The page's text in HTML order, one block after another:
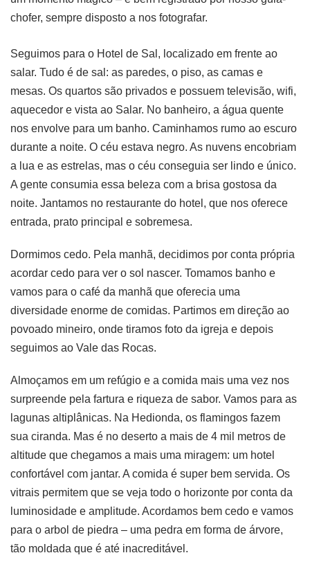
chofer, sempre disposto a nos fotografar.
Seguimos para o Hotel de Sal, localizado em frente ao
salar. Tudo é de sal: as paredes, o piso, as camas e
mesas. Os quartos são privados e possuem televisão, wifi,
aquecedor e vista ao Salar. No banheiro, a água quente
nos envolve para um banho. Caminhamos rumo ao escuro
durante a noite. O céu estava negro. As nuvens encobriam
a lua e as estrelas, mas o céu conseguia ser lindo e único.
A gente consumia essa beleza com a brisa gostosa da
noite. Jantamos no restaurante do hotel, que nos oferece
entrada, prato principal e sobremesa.
Dormimos cedo. Pela manhã, decidimos por conta própria
acordar cedo para ver o sol nascer. Tomamos banho e
vamos para o café da manhã que oferecia uma
diversidade enorme de comidas. Partimos em direção ao
povoado mineiro, onde tiramos foto da igreja e depois
seguimos ao Vale das Rocas.
Almoçamos em um refúgio e a comida mais uma vez nos
surpreende pela fartura e riqueza de sabor. Vamos para as
lagunas altiplânicas. Na Hedionda, os flamingos fazem
sua ciranda. Mas é no deserto a mais de 4 mil metros de
altitude que chegamos a mais uma miragem: um hotel
confortável com jantar. A comida é super bem servida. Os
vitrais permitem que se veja todo o horizonte por conta da
luminosidade e amplitude. Acordamos bem cedo e vamos
para o arbol de piedra – uma pedra em forma de árvore,
tão moldada que é até inacreditável.